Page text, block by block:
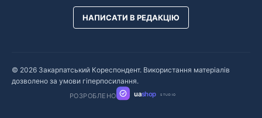
НАПИСАТИ В РЕДАКЦІЮ
© 2026 Закарпатський Кореспондент. Використання матеріалів
дозволено за умови гіперпосилання.
РОЗРОБЛЕНО uashop STUDIO